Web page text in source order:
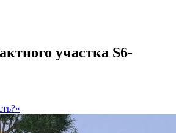
участка S6-